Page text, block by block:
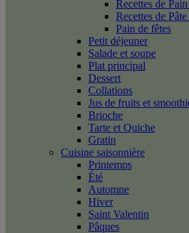
Recettes de
Recettes de
Pain de fêtes
Petit déjeuner
Salade et soupe
Plat principal
Dessert
Collations
Jus de fruits et
Brioche
Tarte et Quiche
Gratin
Cuisine saisonnière
Printemps
Été
Automne
Hiver
Saint Valentin
Pâques